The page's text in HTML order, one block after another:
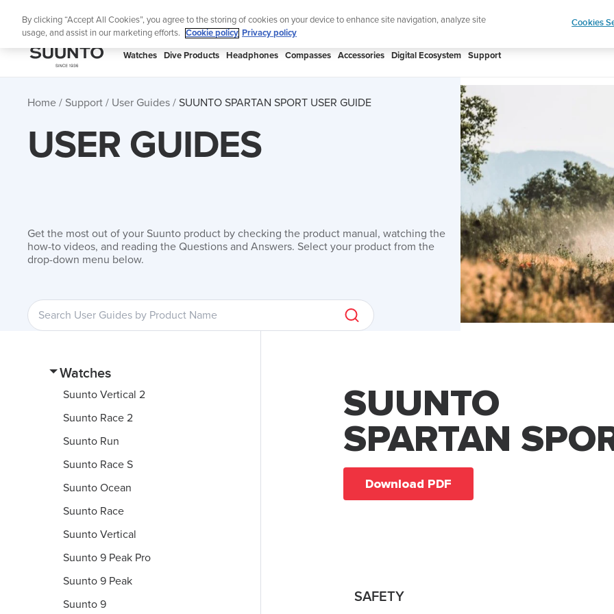
Lightweight sports watch designed for runners Shop
SUUNTO
Watches Dive Products Headphones Compasses Accessories Digital Ecosystem Support
Home Support User Guides SUUNTO SPARTAN SPORT USER GUIDE
USER GUIDES
Get the most out of your Suunto product by checking the product manual, watching the
how-to videos, and reading the Questions and Answers. Select your product from the
drop-down menu below.
Watches
Suunto Vertical 2
Suunto Race 2
Suunto Run
Suunto Race S
Suunto Ocean
Suunto Race
Suunto Vertical
Suunto 9 Peak Pro
Suunto 9 Peak
Suunto 9
SUUNTO
SPARTAN
Download PDF
SAFETY
By clicking “Accept All Cookies”, you agree to the storing of cookies on your device to enhance site navigation, analyze site
usage, and assist in our marketing efforts.
Cookie policy Privacy policy
Cookies